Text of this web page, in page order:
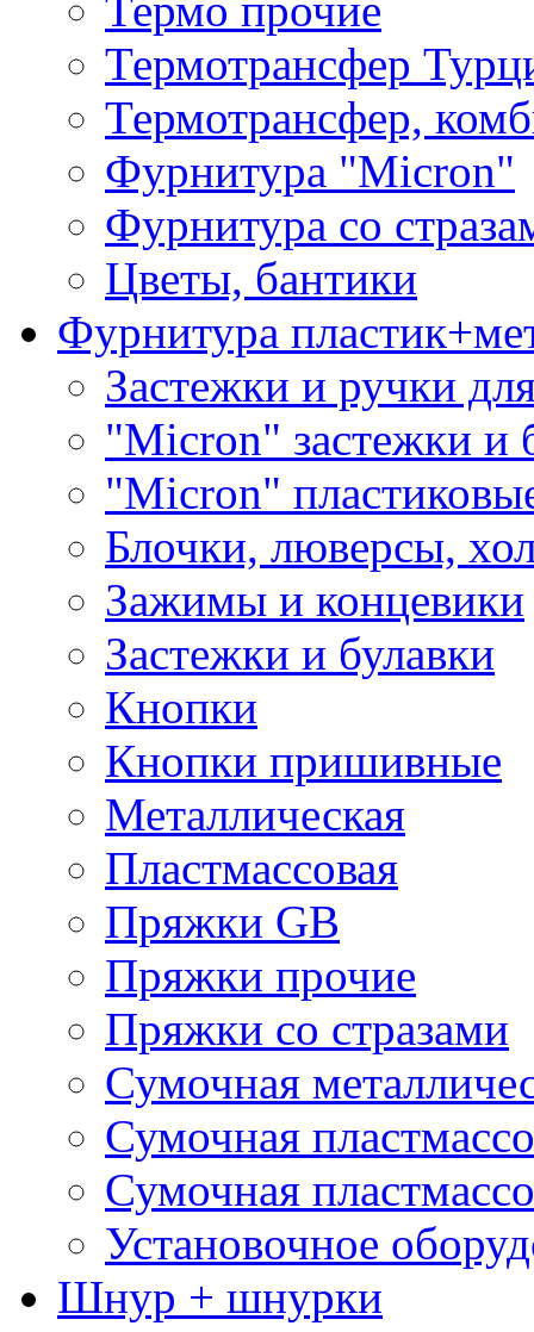
Термотрансфер
Термотрансфер,
Фурнитура "Micron"
Фурнитура со
Цветы, бантики
Фурнитура
Застежки и ручки
"Micron" застежки и
"Micron"
Блочки, люверсы,
Зажимы и концевики
Застежки и булавки
Кнопки
Кнопки пришивные
Металлическая
Пластмассовая
Пряжки GB
Пряжки прочие
Пряжки со стразами
Сумочная
Сумочная
Сумочная
Установочное
Шнур + шнурки